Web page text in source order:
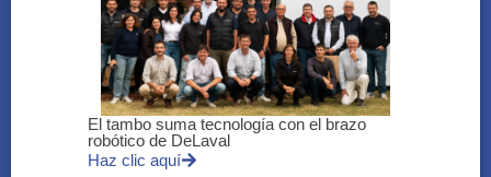
El tambo suma tecnología con el brazo
robótico de DeLaval
Haz clic aquí